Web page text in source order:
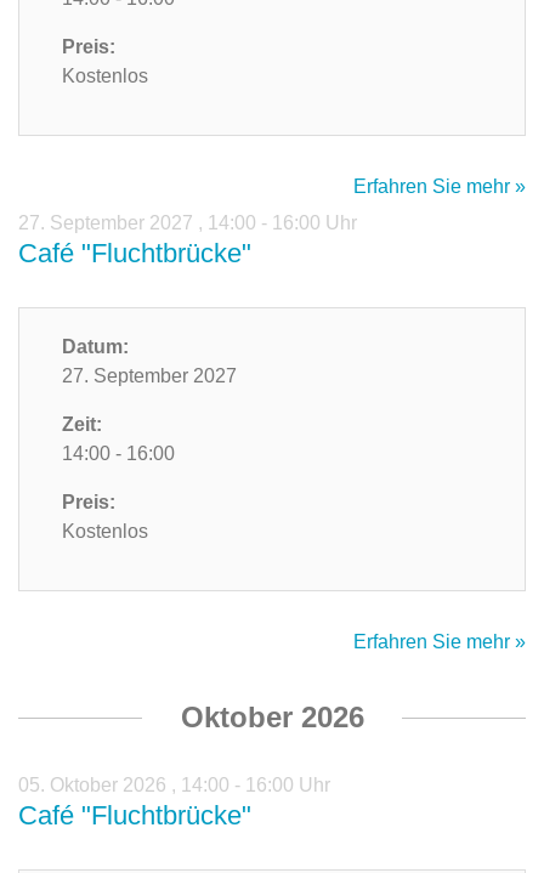
Preis:
Kostenlos
Erfahren Sie mehr »
27. September 2027 , 14:00 - 16:00 Uhr
Café "Fluchtbrücke"
Datum:
27. September 2027
Zeit:
14:00 - 16:00
Preis:
Kostenlos
Erfahren Sie mehr »
Oktober 2026
05. Oktober 2026 , 14:00 - 16:00 Uhr
Café "Fluchtbrücke"